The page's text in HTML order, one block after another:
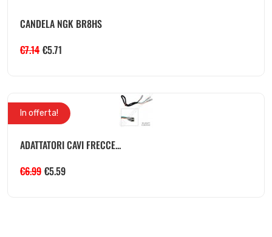
CANDELA NGK BR8HS
€7.14 €5.71
In offerta!
ADATTATORI CAVI FRECCE...
€6.99 €5.59